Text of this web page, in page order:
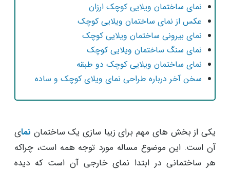
نمای ساختمان ویلایی کوچک ارزان
عکس از نمای ساختمان ویلایی کوچک
نمای بیرونی ساختمان ویلایی کوچک
نمای سنگ ساختمان ویلایی کوچک
نمای ساختمان ویلایی کوچک دو طبقه
سخن آخر درباره طراحی نمای ویلای کوچک و ساده
یکی از بخش های مهم برای زیبا سازی یک ساختماننمای
آن است. این موضوع مساله مورد توجه همه است، چراکه
هر ساختمانی در ابتدا نمای خارجی آن است که دیده